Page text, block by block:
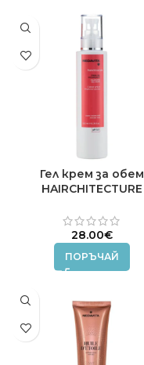
Гел крем за обем
HAIRCHITECTURE
28.00€
ПОРЪЧАЙ